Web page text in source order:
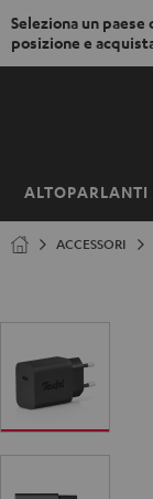
Seleziona un
posizione e
ALTOPARLANTI
Pagina
ACCESSORI